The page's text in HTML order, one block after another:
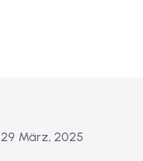
29 März, 2025